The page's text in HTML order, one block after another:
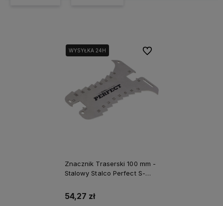
WYSYŁKA 24H
Znacznik Traserski 100 mm -
Stalowy Stalco Perfect S-
54,27 zł
Do ulubionych